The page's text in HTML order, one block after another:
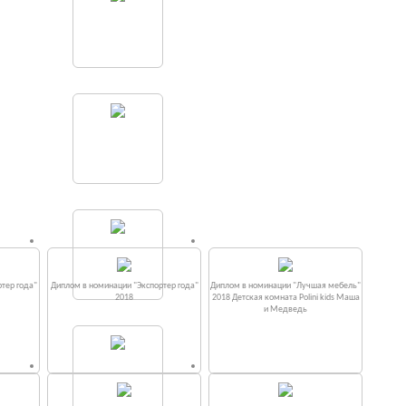
года"
Диплом в номинации "Экспортер года"
2018
Диплом в номинации "Лучшая мебель"
2018 Детская комната Polini kids Маша
и Медведь